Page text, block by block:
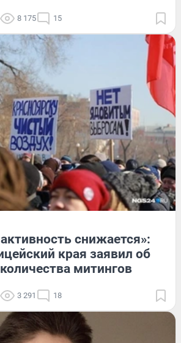
8 175 15
снижается»:
края заявил об
митингов
3 291 18